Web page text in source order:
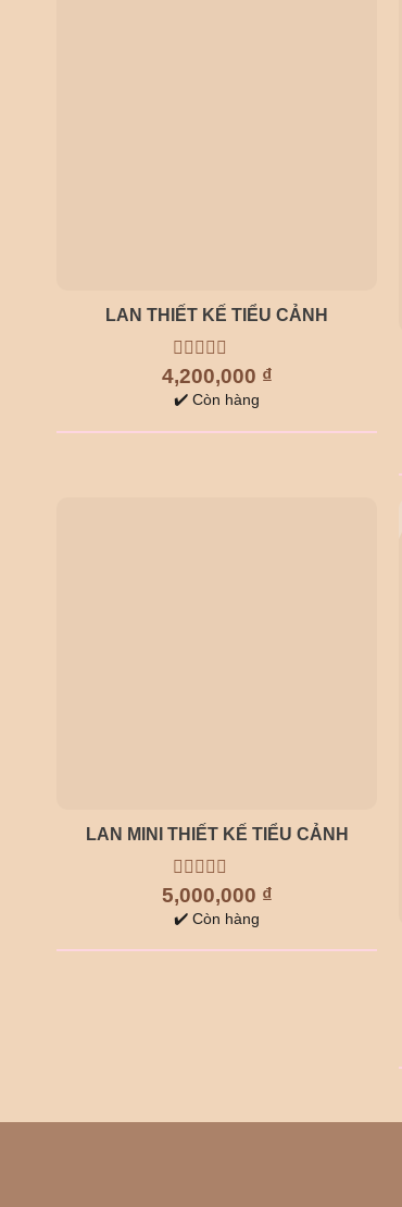
LAN THIẾT KẾ TIỂU CẢNH
0
out
of
4,200,000 ₫
✔️ Còn hàng
LAN MINI THIẾT KẾ TIỂU CẢNH
0
out
of
5
5,000,000 ₫
✔️ Còn hàng